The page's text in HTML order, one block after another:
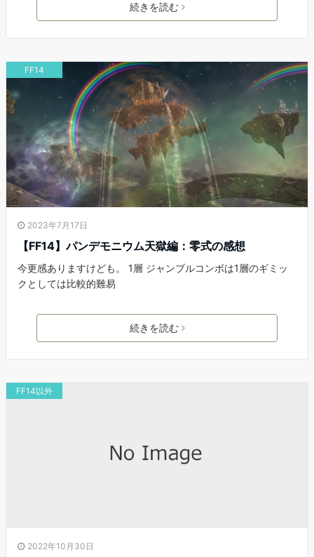
続きを読む
FF14
2023年7月17日
【FF14】パンデモニウム天獄編：零式の感想
今更感ありますけども。 1層 ジャンブルコンボは1層のギミッ
クとしては比較的難易
続きを読む
FF14以外
2022年10月30日